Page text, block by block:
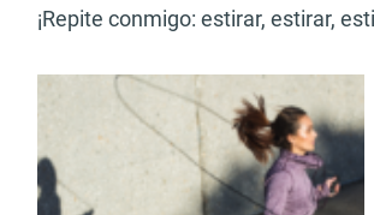
¡Repite conmigo: estirar, estirar,
Artículo